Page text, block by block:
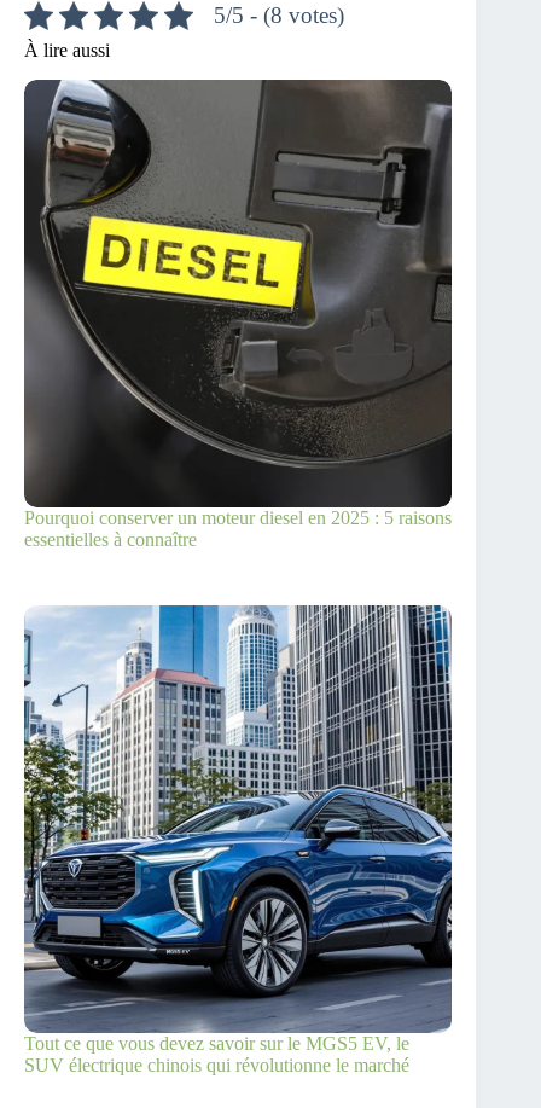
5/5 - (8 votes)
À lire aussi
Pourquoi conserver un moteur diesel en 2025 : 5 raisons
essentielles à connaître
Tout ce que vous devez savoir sur le MGS5 EV, le
SUV électrique chinois qui révolutionne le marché